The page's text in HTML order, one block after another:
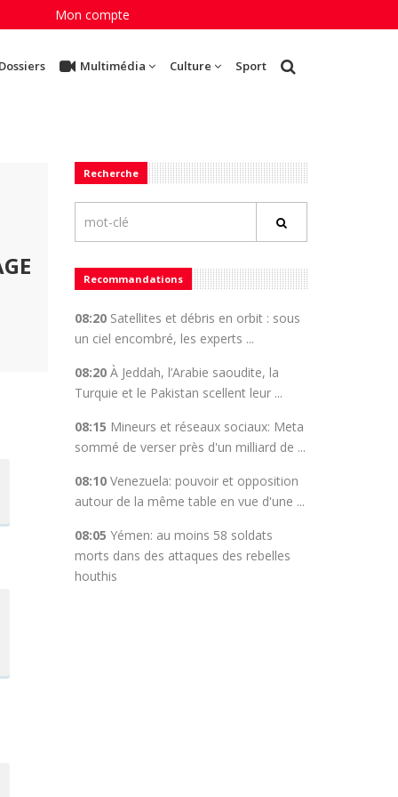
Mon compte
Multimédia Culture Sport
Recherche
Recommandations
08:20Satellites et débris en orbit : sous
un ciel encombré, les experts ...
08:20À Jeddah, l’Arabie saoudite, la
Turquie et le Pakistan scellent leur ...
08:15 Mineurs et réseaux sociaux: Meta
sommé de verser près d'un milliard de ...
08:10Venezuela: pouvoir et opposition
autour de la même table en vue d'une ...
08:05 Yémen: au moins 58 soldats
morts dans des attaques des rebelles
houthis